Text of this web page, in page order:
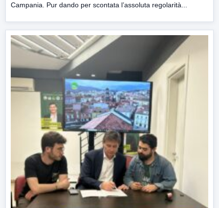
Campania. Pur dando per scontata l’assoluta regolarità...